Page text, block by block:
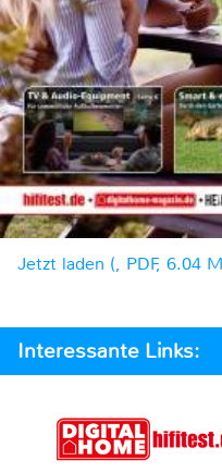
Jetzt laden (, PDF, 6.04
Interessante Links: